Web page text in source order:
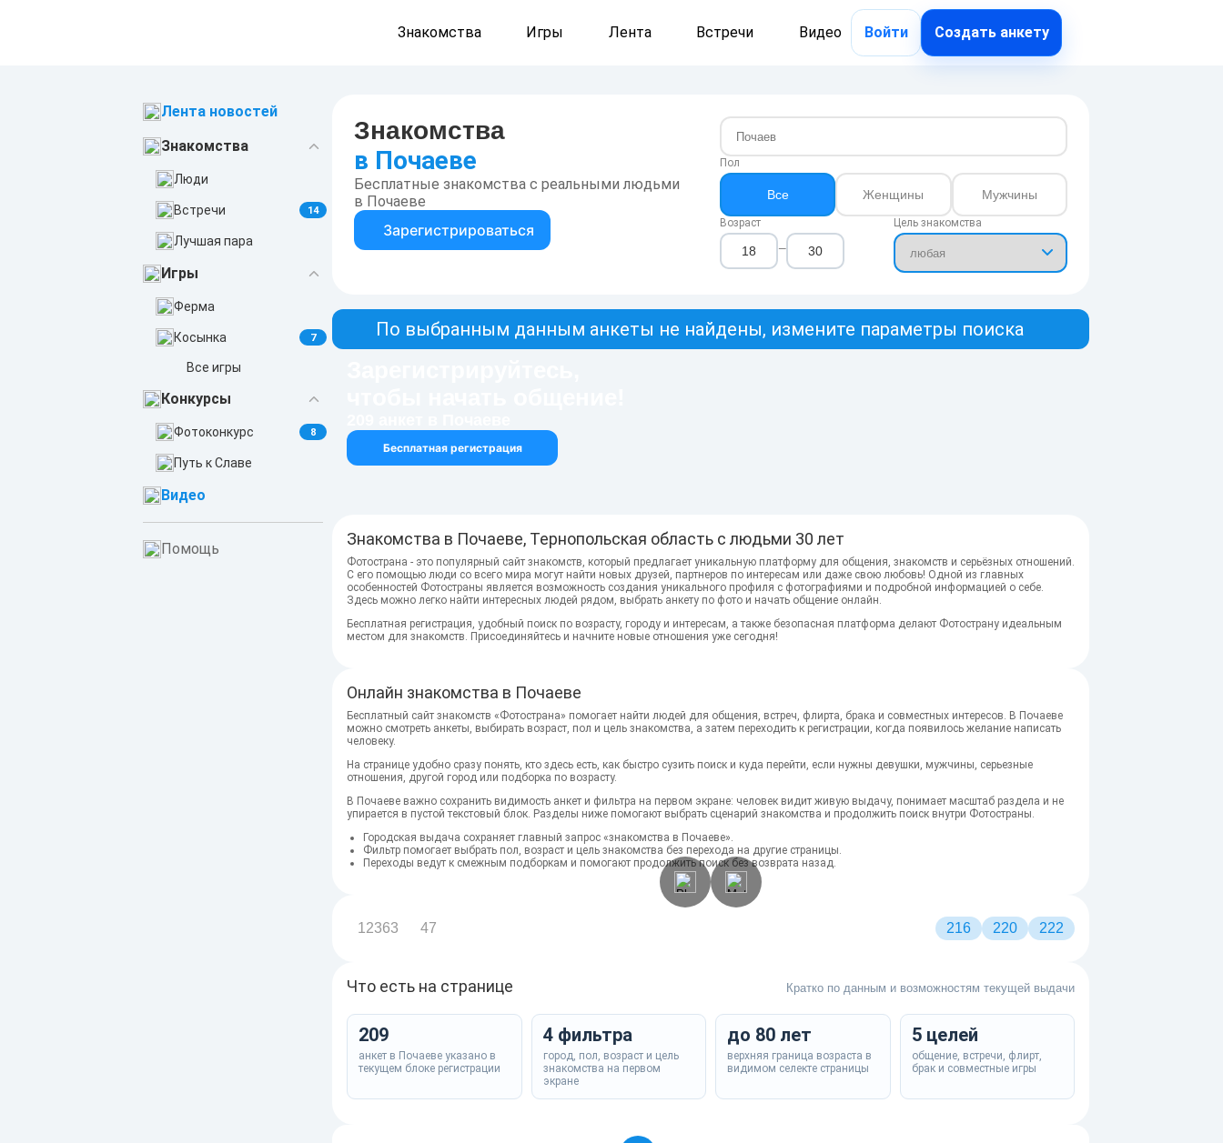
Знакомства Игры Лента Встречи Видео Войти Создать анкету
Лента новостей
Знакомства
Люди
Встречи 14
Лучшая пара
Игры
Ферма
Косынка 7
Все игры
Конкурсы
Фотоконкурс 8
Путь к Славе
Видео
Помощь
Знакомства
в Почаеве
Бесплатные знакомства с реальными людьми
в Почаеве
Зарегистрироваться
Пол
Все Женщины Мужчины
Возраст
—
Цель знакомства
По выбранным данным анкеты не найдены, измените параметры поиска
Бесплатная регистрация
Знакомства в Почаеве, Тернопольская область с людьми 30 лет
Фотострана - это популярный сайт знакомств, который предлагает уникальную платформу для общения, знакомств и серьёзных отношений.
С его помощью люди со всего мира могут найти новых друзей, партнеров по интересам или даже свою любовь! Одной из главных
особенностей Фотостраны является возможность создания уникального профиля с фотографиями и подробной информацией о себе.
Здесь можно легко найти интересных людей рядом, выбрать анкету по фото и начать общение онлайн.
Бесплатная регистрация, удобный поиск по возрасту, городу и интересам, а также безопасная платформа делают Фотострану идеальным
местом для знакомств. Присоединяйтесь и начните новые отношения уже сегодня!
Онлайн знакомства в Почаеве
Бесплатный сайт знакомств «Фотострана» помогает найти людей для общения, встреч, флирта, брака и совместных интересов. В Почаеве
можно смотреть анкеты, выбирать возраст, пол и цель знакомства, а затем переходить к регистрации, когда появилось желание написать
человеку.
На странице удобно сразу понять, кто здесь есть, как быстро сузить поиск и куда перейти, если нужны девушки, мужчины, серьезные
отношения, другой город или подборка по возрасту.
В Почаеве важно сохранить видимость анкет и фильтра на первом экране: человек видит живую выдачу, понимает масштаб раздела и не
упирается в пустой текстовый блок. Разделы ниже помогают выбрать сценарий знакомства и продолжить поиск внутри Фотостраны.
Городская выдача сохраняет главный запрос «знакомства в Почаеве».
Фильтр помогает выбрать пол, возраст и цель знакомства без перехода на другие страницы.
Переходы ведут к смежным подборкам и помогают продолжить поиск без возврата назад.
12363 47 216 220 222
Что есть на странице Кратко по данным и возможностям текущей выдачи
209
анкет в Почаеве указано в
текущем блоке регистрации
4 фильтра
город, пол, возраст и цель
знакомства на первом
экране
до 80 лет
верхняя граница возраста в
видимом селекте страницы
5 целей
общение, встречи, флирт,
брак и совместные игры